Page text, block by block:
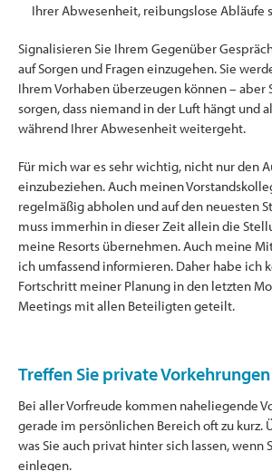
Ihrer Abwesenheit, reibungslose Abläufe
Signalisieren Sie Ihrem Gegenüber
auf Sorgen und Fragen einzugehen. Sie
Ihrem Vorhaben überzeugen können – aber
sorgen, dass niemand in der Luft hängt und
während Ihrer Abwesenheit weitergeht.
Für mich war es sehr wichtig, nicht nur den
einzubeziehen. Auch meinen
regelmäßig abholen und auf den neuesten
muss immerhin in dieser Zeit allein die
meine Resorts übernehmen. Auch meine
ich umfassend informieren. Daher habe ich
Fortschritt meiner Planung in den letzten
Meetings mit allen Beteiligten geteilt.
Treffen Sie private Vorkehrungen
Bei aller Vorfreude kommen naheliegende
gerade im persönlichen Bereich oft zu kurz.
was Sie auch privat hinter sich lassen, wenn
einlegen.